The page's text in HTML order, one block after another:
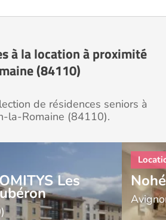
à la location à proximité
(84110)
de résidences seniors à
la-Romaine (84110).
Les